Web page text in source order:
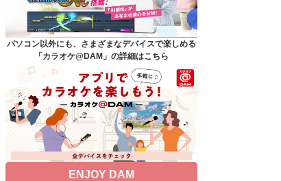
ユーザー検索
キャンペーン
よくあるご質問
DAMの新曲・ランキングなど
カラオケ最新情報をチェック！
パソコン以外にも、さまざまなデバイスで楽しめる
「カラオケ@DAM」の詳細はこちら
ENJOY DAM